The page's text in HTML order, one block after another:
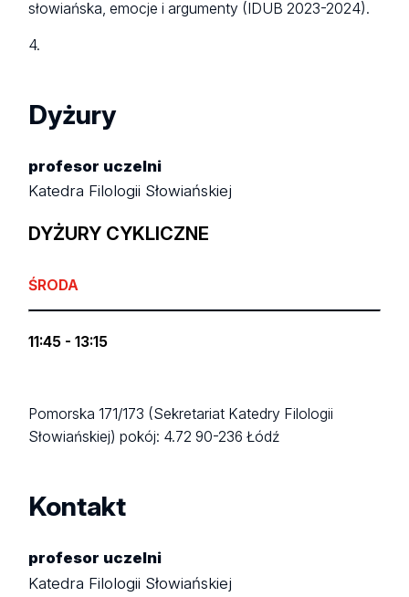
słowiańska, emocje i argumenty (IDUB 2023-2024).
4.
Dyżury
profesor uczelni
Katedra Filologii Słowiańskiej
DYŻURY CYKLICZNE
ŚRODA
11:45 - 13:15
Pomorska 171/173 (Sekretariat Katedry Filologii
Słowiańskiej)pokój: 4.7290-236 Łódź
Kontakt
profesor uczelni
Katedra Filologii Słowiańskiej